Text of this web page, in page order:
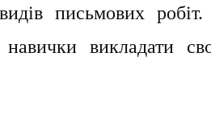
письмових
викладати